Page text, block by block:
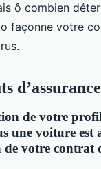
ô combien
façonne votre
d’assurance
de votre
une voiture est
de votre contrat